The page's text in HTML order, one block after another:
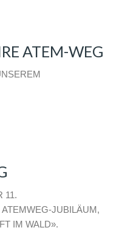
ATEM-WEG
11.
JUBILÄUM,
IM WALD».